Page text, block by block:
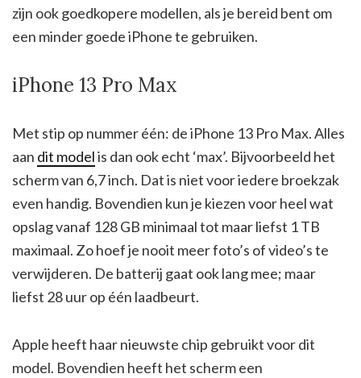
zijn ook goedkopere modellen, als je bereid bent om
een minder goede iPhone te gebruiken.
iPhone 13 Pro Max
Met stip op nummer één: de iPhone 13 Pro Max. Alles
aan dit modelis dan ook echt ‘max’. Bijvoorbeeld het
scherm van 6,7 inch. Dat is niet voor iedere broekzak
even handig. Bovendien kun je kiezen voor heel wat
opslag vanaf 128 GB minimaal tot maar liefst 1 TB
maximaal. Zo hoef je nooit meer foto’s of video’s te
verwijderen. De batterij gaat ook lang mee; maar
liefst 28 uur op één laadbeurt.
Apple heeft haar nieuwste chip gebruikt voor dit
model. Bovendien heeft het scherm een